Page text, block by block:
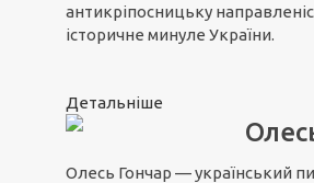
антикріпосницьку
історичне минуле України.
Детальніше
Олесь Гончар — український